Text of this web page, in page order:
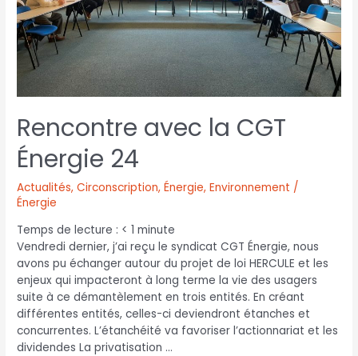
Rencontre avec la CGT
Énergie 24
Actualités,Circonscription,Énergie,Environnement /
Énergie
Temps de lecture : < 1 minute
Vendredi dernier, j’ai reçu le syndicat CGT Énergie, nous
avons pu échanger autour du projet de loi HERCULE et les
enjeux qui impacteront à long terme la vie des usagers
suite à ce démantèlement en trois entités. En créant
différentes entités, celles-ci deviendront étanches et
concurrentes. L’étanchéité va favoriser l’actionnariat et les
dividendes La privatisation …